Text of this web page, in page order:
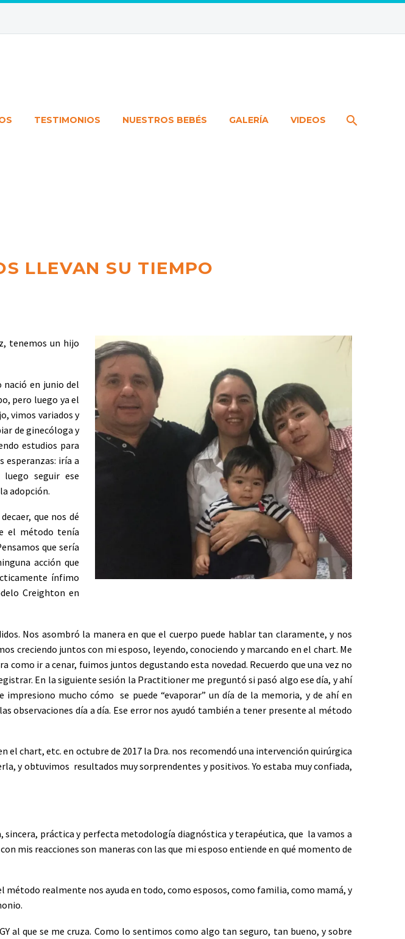
TESTIMONIOS NUESTROS BEBÉS GALERÍA VIDEOS
LLEVAN SU TIEMPO
tenemos un hijo
en junio del
pero luego ya el
vimos variados y
de ginecóloga y
estudios para
esperanzas: iría a
seguir ese
adopción.
que nos dé
el método tenía
que sería
acción que
ínfimo
Creighton en
Nos asombró la manera en que el cuerpo puede hablar tan claramente, y nos
creciendo juntos con mi esposo, leyendo, conociendo y marcando en el chart. Me
como ir a cenar, fuimos juntos degustando esta novedad. Recuerdo que una vez no
En la siguiente sesión la Practitioner me preguntó si pasó algo ese día, y ahí
mucho cómo se puede “evaporar” un día de la memoria, y de ahí en
observaciones día a día. Ese error nos ayudó también a tener presente al método
chart, etc. en octubre de 2017 la Dra. nos recomendó una intervención quirúrgica
y obtuvimos resultados muy sorprendentes y positivos. Yo estaba muy confiada,
sincera, práctica y perfecta metodología diagnóstica y terapéutica, que la vamos a
mis reacciones son maneras con las que mi esposo entiende en qué momento de
método realmente nos ayuda en todo, como esposos, como familia, como mamá, y
al que se me cruza. Como lo sentimos como algo tan seguro, tan bueno, y sobre